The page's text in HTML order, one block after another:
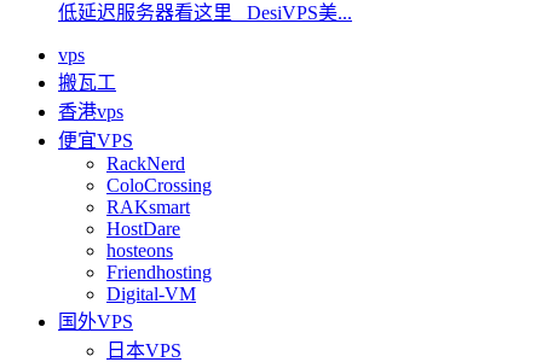
低延迟服务器看这里 DesiVPS美...
vps
搬瓦工
香港vps
便宜VPS
RackNerd
ColoCrossing
RAKsmart
HostDare
hosteons
Friendhosting
Digital-VM
国外VPS
日本VPS